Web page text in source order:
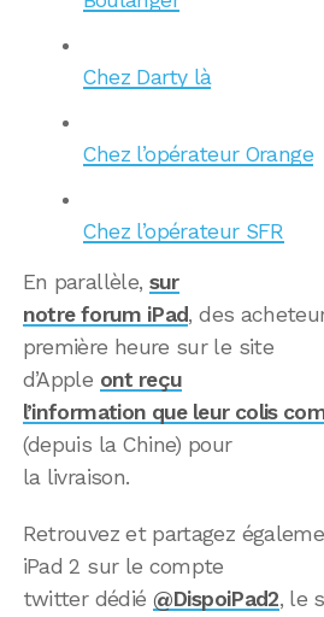
Chez Darty là
Chez l’opérateur Orange
Chez l’opérateur SFR
En parallèle, sur
notre forum iPad, des
première heure sur le site
d’Apple ont reçu
l’information que leur colis
(depuis la Chine) pour
la livraison.
Retrouvez et partagez
iPad 2 sur le compte
twitter dédié @DispoiPad2, le